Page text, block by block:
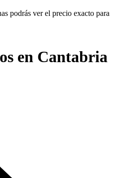
podrás ver el precio exacto para
en Cantabria